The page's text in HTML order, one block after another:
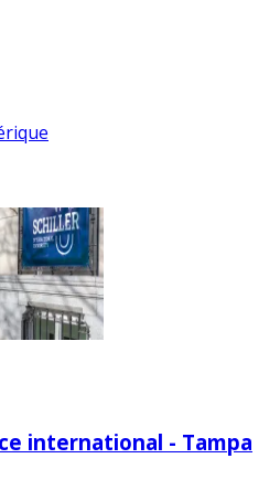
international - Tampa